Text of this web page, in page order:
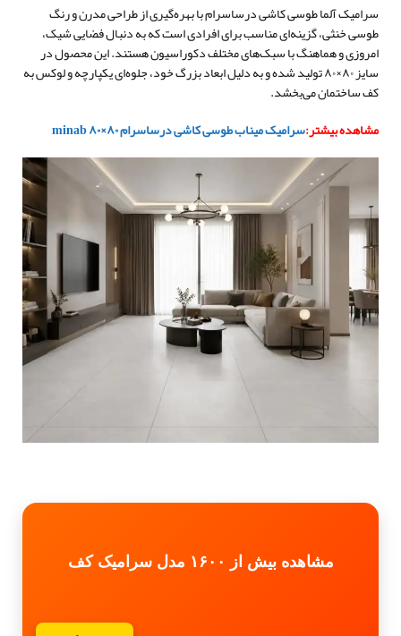
سرامیک آلما طوسی کاشی درساسرام با بهره‌گیری از طراحی مدرن و رنگ
طوسی خنثی، گزینه‌ای مناسب برای افرادی است که به دنبال فضایی شیک،
امروزی و هماهنگ با سبک‌های مختلف دکوراسیون هستند. این محصول در
سایز ۸۰×۸۰ تولید شده و به دلیل ابعاد بزرگ خود، جلوه‌ای یکپارچه و لوکس به
کف ساختمان می‌بخشد.
مشاهده بیشتر:سرامیک میناب طوسی کاشی درساسرام ۸۰×۸۰ minab
مشاهده بیش از ۱۶۰۰ مدل سرامیک کف